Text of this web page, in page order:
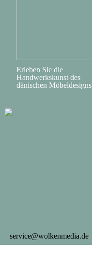
Erleben Sie die
Handwerkskunst des
dänischen Möbeldesigns
service@wolkenmedia.de